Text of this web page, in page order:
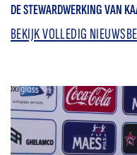
DE STEWARDWERKING VAN
BEKIJK VOLLEDIG